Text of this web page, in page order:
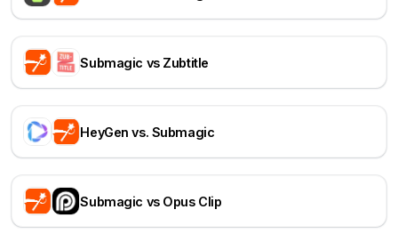
Submagic vs Zubtitle
HeyGen vs. Submagic
Submagic vs Opus Clip